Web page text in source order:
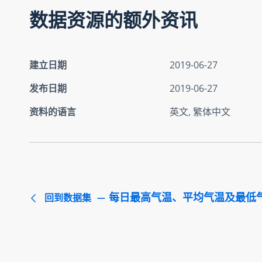
数据资源的额外资讯
建立日期
2019-06-27
发布日期
2019-06-27
资料的语言
英文, 繁体中文
回到数据集 每日最高气温、平均气温及最低